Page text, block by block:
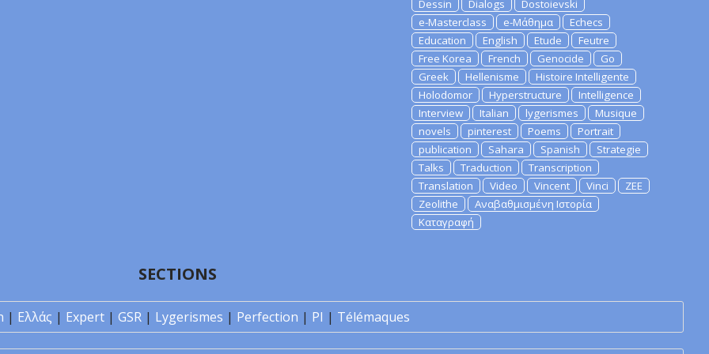
Dessin
Dialogs
Dostoievski
e-Masterclass
e-Μάθημα
Echecs
Education
English Etude
Feutre
Free Korea
French Genocide
Go
Greek
Hellenisme
Histoire Intelligente
Holodomor
Hyperstructure
Intelligence
Interview
Italian lygerismes
Musique
novels
pinterest Poems
Portrait
publication
Sahara Spanish
Strategie
Talks
Traduction
Transcription
Translation
Video Vincent Vinci
ZEE
Zeolithe
Αναβαθμισμένη Ιστορία
Καταγραφή
SECTIONS
| Ελλάς | Expert | GSR | Lygerismes | Perfection | PI | Télémaques